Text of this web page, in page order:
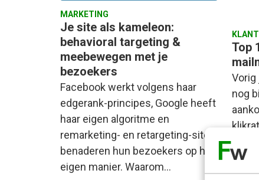
MARKETING
Je site als kameleon:
behavioral targeting &
meebewegen met je
bezoekers
Facebook werkt volgens haar
edgerank-principes, Google heeft
haar eigen algoritme en
remarketing- en retargeting-sites
benaderen hun bezoekers op hun
eigen manier. Waarom…
Top
Vorig
nog